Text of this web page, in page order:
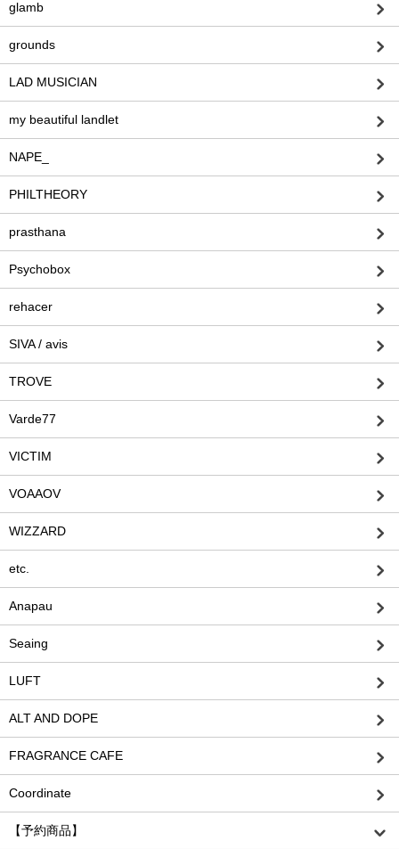
glamb
grounds
LAD MUSICIAN
my beautiful landlet
NAPE_
PHILTHEORY
prasthana
Psychobox
rehacer
SIVA / avis
TROVE
Varde77
VICTIM
VOAAOV
WIZZARD
etc.
Anapau
Seaing
LUFT
ALT AND DOPE
FRAGRANCE CAFE
Coordinate
【予約商品】